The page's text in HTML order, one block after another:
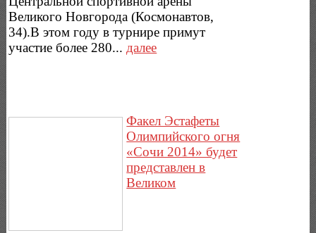
Великого Новгорода (Космонавтов,
34).В этом году в турнире примут
участие более 280...далее
Факел Эстафеты
Олимпийского огня
«Сочи 2014» будет
представлен в
Великом